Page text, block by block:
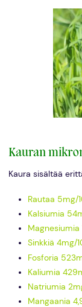
Kauran
Kaura sisältää
Rautaa 5mg/
Kalsiumia
Magnesiumia
Sinkkiä 4mg/
Fosforia
Kaliumia
Natriumia
Mangaania